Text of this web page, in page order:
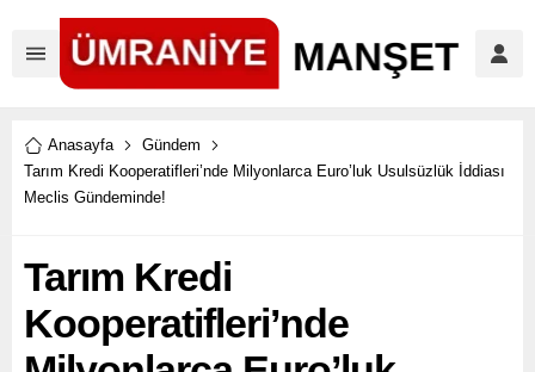
Anasayfa
Gündem
Tarım Kredi Kooperatifleri’nde Milyonlarca Euro’luk Usulsüzlük İddiası
Meclis Gündeminde!
Tarım Kredi
Kooperatifleri’nde